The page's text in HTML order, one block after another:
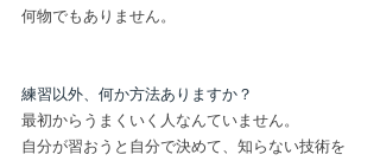
何物でもありません。
練習以外、何か方法ありますか？
最初からうまくいく人なんていません。
自分が習おうと自分で決めて、知らない技術を